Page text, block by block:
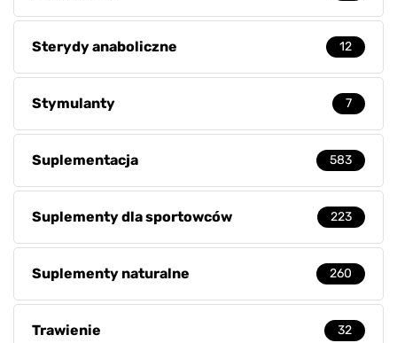
Sterydy anaboliczne 12
Stymulanty 7
Suplementacja 583
Suplementy dla sportowców 223
Suplementy naturalne 260
Trawienie 32